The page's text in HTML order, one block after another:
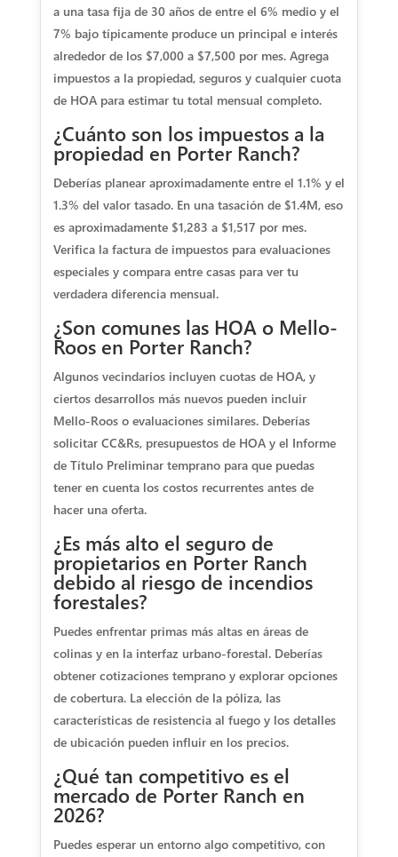
a una tasa fija de 30 años de entre el 6% medio y el
7% bajo típicamente produce un principal e interés
alrededor de los $7,000 a $7,500 por mes. Agrega
impuestos a la propiedad, seguros y cualquier cuota
de HOA para estimar tu total mensual completo.
¿Cuánto son los impuestos a la
propiedad en Porter Ranch?
Deberías planear aproximadamente entre el 1.1% y el
1.3% del valor tasado. En una tasación de $1.4M, eso
es aproximadamente $1,283 a $1,517 por mes.
Verifica la factura de impuestos para evaluaciones
especiales y compara entre casas para ver tu
verdadera diferencia mensual.
¿Son comunes las HOA o Mello-
Roos en Porter Ranch?
Algunos vecindarios incluyen cuotas de HOA, y
ciertos desarrollos más nuevos pueden incluir
Mello-Roos o evaluaciones similares. Deberías
solicitar CC&Rs, presupuestos de HOA y el Informe
de Título Preliminar temprano para que puedas
tener en cuenta los costos recurrentes antes de
hacer una oferta.
¿Es más alto el seguro de
propietarios en Porter Ranch
debido al riesgo de incendios
forestales?
Puedes enfrentar primas más altas en áreas de
colinas y en la interfaz urbano-forestal. Deberías
obtener cotizaciones temprano y explorar opciones
de cobertura. La elección de la póliza, las
características de resistencia al fuego y los detalles
de ubicación pueden influir en los precios.
¿Qué tan competitivo es el
mercado de Porter Ranch en
2026?
Puedes esperar un entorno algo competitivo, con